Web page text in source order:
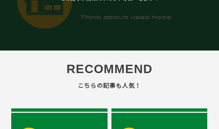
RECOMMEND